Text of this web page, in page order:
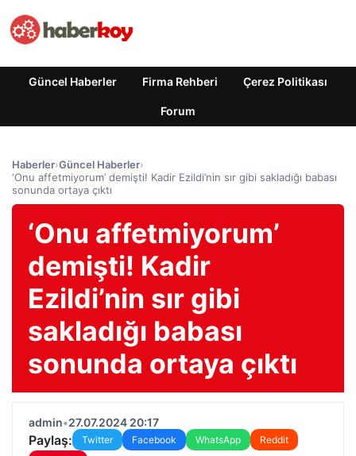
Güncel Haberler Firma Rehberi Çerez Politikası
Forum
Haberler›Güncel Haberler›
‘Onu affetmiyorum’ demişti! Kadir Ezildi’nin sır gibi sakladığı babası
sonunda ortaya çıktı
‘Onu affetmiyorum’
demişti! Kadir
Ezildi’nin sır gibi
sakladığı babası
sonunda ortaya çıktı
admin•27.07.2024 20:17
Paylaş: Twitter Facebook WhatsApp
Reddit